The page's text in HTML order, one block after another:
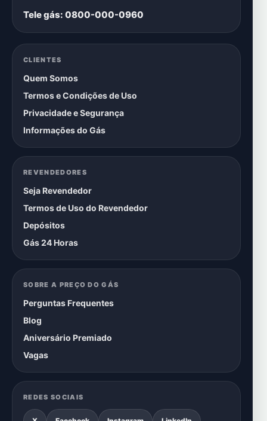
Tele gás: 0800-000-0960
CLIENTES
Quem Somos
Termos e Condições de Uso
Privacidade e Segurança
Informações do Gás
REVENDEDORES
Seja Revendedor
Termos de Uso do Revendedor
Depósitos
Gás 24 Horas
SOBRE A PREÇO DO GÁS
Perguntas Frequentes
Blog
Aniversário Premiado
Vagas
REDES SOCIAIS